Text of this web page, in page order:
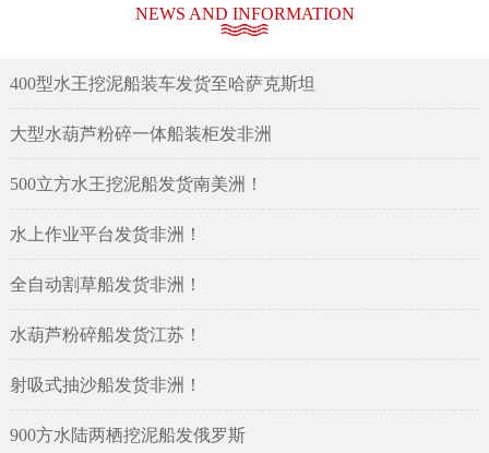
NEWS AND INFORMATION
400型水王挖泥船装车发货至哈萨克斯坦
大型水葫芦粉碎一体船装柜发非洲
500立方水王挖泥船发货南美洲！
水上作业平台发货非洲！
全自动割草船发货非洲！
水葫芦粉碎船发货江苏！
射吸式抽沙船发货非洲！
900方水陆两栖挖泥船发俄罗斯